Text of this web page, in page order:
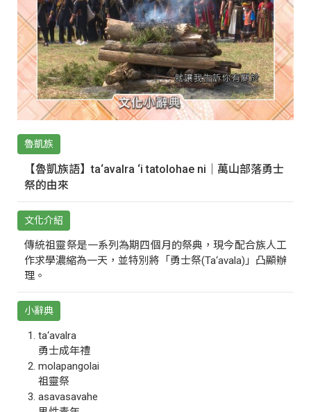
魯凱族
【魯凱族語】ta‘avalra ‘i tatolohae ni｜萬山部落勇士
祭的由來
文化介紹
傳統祖靈祭是一系列為期四個月的祭典，現今配合族人工
作求學濃縮為一天，並特別將「勇士祭(Ta‘avala)」凸顯辦
理。
小辭典
ta‘avalra
勇士成年禮
molapangolai
祖靈祭
asavasavahe